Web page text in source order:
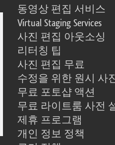
동영상 편집 서비스
Virtual Staging Services
사진 편집 아웃소싱
리터칭 팁
사진 편집 무료
수정을 위한 원시 사
무료 포토샵 액션
무료 라이트룸 사전
제휴 프로그램
개인 정보 정책